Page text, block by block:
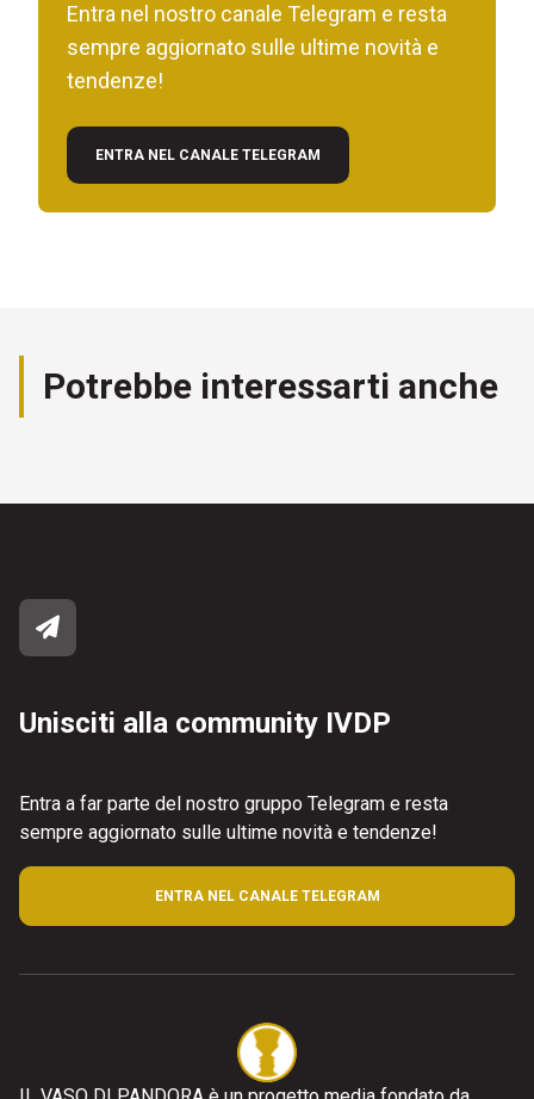
Entra nel nostro canale Telegram e resta
sempre aggiornato sulle ultime novità e
tendenze!
ENTRA NEL CANALE TELEGRAM
Potrebbe interessarti anche
Unisciti alla community IVDP
Entra a far parte del nostro gruppo Telegram e resta
sempre aggiornato sulle ultime novità e tendenze!
ENTRA NEL CANALE TELEGRAM